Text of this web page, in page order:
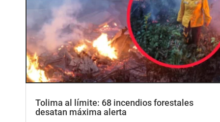
Tolima al límite: 68 incendios forestales
desatan máxima alerta